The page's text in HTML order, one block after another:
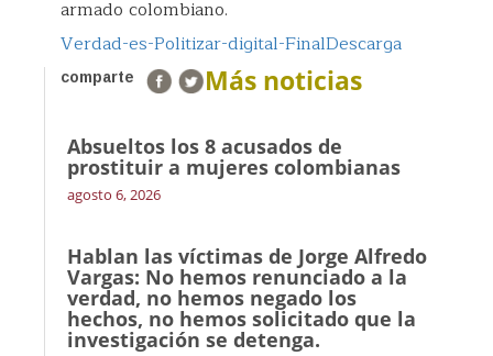
armado colombiano.
Verdad-es-Politizar-digital-FinalDescarga
comparte Más noticias
Absueltos los 8 acusados de
prostituir a mujeres colombianas
agosto 6, 2026
Hablan las víctimas de Jorge Alfredo
Vargas: No hemos renunciado a la
verdad, no hemos negado los
hechos, no hemos solicitado que la
investigación se detenga.